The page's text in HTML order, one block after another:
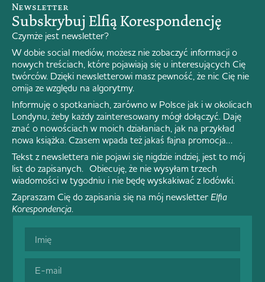
Newsletter
Subskrybuj Elfią Korespondencję
Czymże jest newsletter?
W dobie social mediów, możesz nie zobaczyć informacji o
nowych treściach, które pojawiają się u interesujących Cię
twórców. Dzięki newsletterowi masz pewność, że nic Cię nie
omija ze względu na algorytmy.
Informuję o spotkaniach, zarówno w Polsce jak i w okolicach
Londynu, żeby każdy zainteresowany mógł dołączyć. Daję
znać o nowościach w moich działaniach, jak na przykład
nowa książka. Czasem wpada też jakaś fajna promocja…
Tekst z newslettera nie pojawi się nigdzie indziej, jest to mój
list do zapisanych. Obiecuję, że nie wysyłam trzech
wiadomości w tygodniu i nie będę wyskakiwać z lodówki.
Zapraszam Cię do zapisania się na mój newsletter Elfia
Korespondencja.